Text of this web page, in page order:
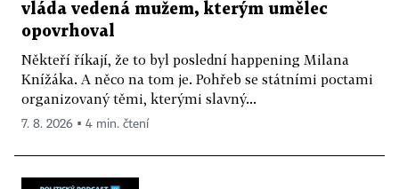
vláda vedená mužem, kterým umělec
opovrhoval
Někteří říkají, že to byl poslední happening Milana
Knížáka. A něco na tom je. Pohřeb se státními poctami
organizovaný těmi, kterými slavný...
7. 8. 2026 ▪ 4 min. čtení